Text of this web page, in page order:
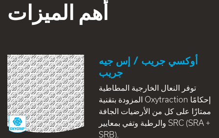
أهم الميزات
أوكسي جريب / إس جيه
جريب
توفر النعال الخارجية المطاطية
المزودة بتقنية Oxytraction إحكامًا
ممتازًا على كل من الأرضيات الجافة
والرطبة وتفي بمعايير SRC (SRA +
SRB).